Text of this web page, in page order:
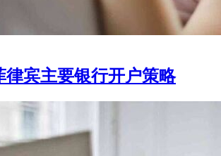
律宾主要银行开户策略